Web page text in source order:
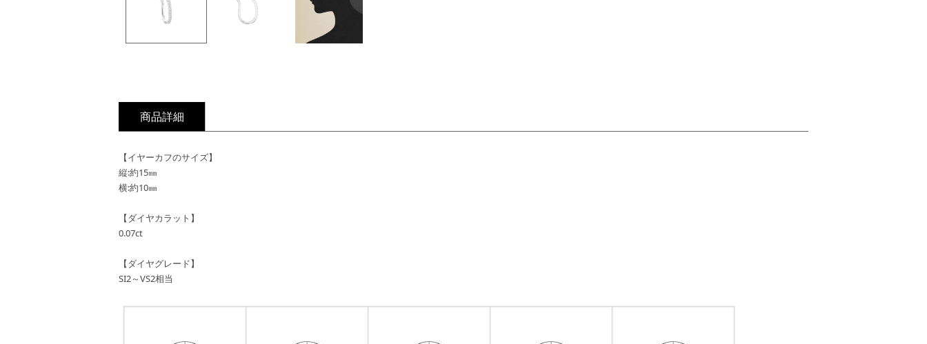
商品詳細
【イヤーカフのサイズ】
縦:約15㎜
横:約10㎜
【ダイヤカラット】
0.07ct
【ダイヤグレード】
SI2～VS2相当